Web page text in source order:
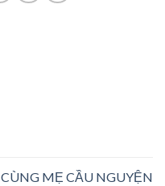
CÙNG MẸ CẦU NGUYỆN